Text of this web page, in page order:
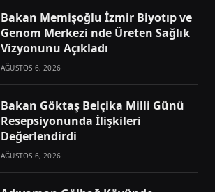
Bakan Memişoğlu İzmir Biyotıp ve
Genom Merkezi nde Üreten Sağlık
Vizyonunu Açıkladı
AĞUSTOS 6, 2026
Bakan Göktaş Belçika Milli Günü
Resepsiyonunda İlişkileri
Değerlendirdi
AĞUSTOS 6, 2026